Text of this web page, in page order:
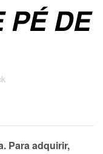
PÉ DE
Para adquirir,